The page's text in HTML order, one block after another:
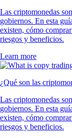
Las criptomonedas
gobiernos. En esta
existen, cómo
riesgos y beneficios.
Learn more
¿Qué son las
Las criptomonedas
gobiernos. En esta
existen, cómo
riesgos y beneficios.